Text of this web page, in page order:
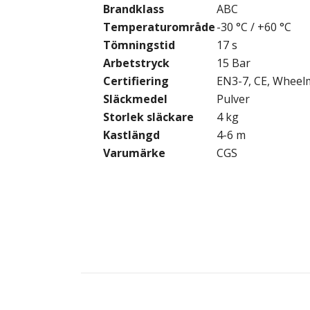
Brandklass
ABC
Temperaturområde-30 °C / +60 °C
Tömningstid
17 s
Arbetstryck
15 Bar
Certifiering
EN3-7, CE,
Släckmedel
Pulver
Storlek släckare
4 kg
Kastlängd
4-6 m
Varumärke
CGS